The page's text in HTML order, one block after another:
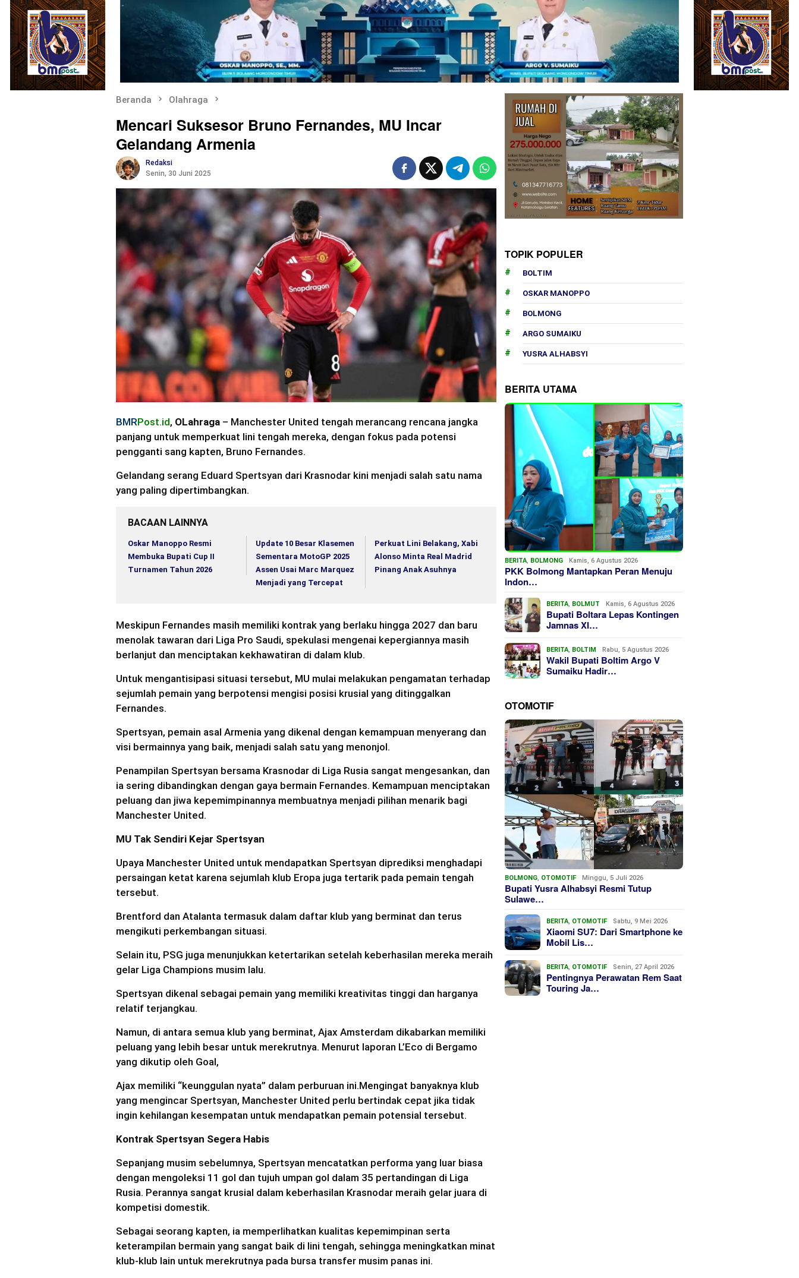
Beranda Olahraga
Mencari Suksesor Bruno Fernandes, MU Incar
Gelandang Armenia
Redaksi
Senin, 30 Juni 2025
BMRPost.id, OLahraga – Manchester United tengah merancang rencana jangka
panjang untuk memperkuat lini tengah mereka, dengan fokus pada potensi
pengganti sang kapten, Bruno Fernandes.
Gelandang serang Eduard Spertsyan dari Krasnodar kini menjadi salah satu nama
yang paling dipertimbangkan.
BACAAN LAINNYA
Oskar Manoppo Resmi
Membuka Bupati Cup II
Turnamen Tahun 2026
Update 10 Besar Klasemen
Sementara MotoGP 2025
Assen Usai Marc Marquez
Menjadi yang Tercepat
Perkuat Lini Belakang, Xabi
Alonso Minta Real Madrid
Pinang Anak Asuhnya
Meskipun Fernandes masih memiliki kontrak yang berlaku hingga 2027 dan baru
menolak tawaran dari Liga Pro Saudi, spekulasi mengenai kepergiannya masih
berlanjut dan menciptakan kekhawatiran di dalam klub.
Untuk mengantisipasi situasi tersebut, MU mulai melakukan pengamatan terhadap
sejumlah pemain yang berpotensi mengisi posisi krusial yang ditinggalkan
Fernandes.
Spertsyan, pemain asal Armenia yang dikenal dengan kemampuan menyerang dan
visi bermainnya yang baik, menjadi salah satu yang menonjol.
Penampilan Spertsyan bersama Krasnodar di Liga Rusia sangat mengesankan, dan
ia sering dibandingkan dengan gaya bermain Fernandes. Kemampuan menciptakan
peluang dan jiwa kepemimpinannya membuatnya menjadi pilihan menarik bagi
Manchester United.
MU Tak Sendiri Kejar Spertsyan
Upaya Manchester United untuk mendapatkan Spertsyan diprediksi menghadapi
persaingan ketat karena sejumlah klub Eropa juga tertarik pada pemain tengah
tersebut.
Brentford dan Atalanta termasuk dalam daftar klub yang berminat dan terus
mengikuti perkembangan situasi.
Selain itu, PSG juga menunjukkan ketertarikan setelah keberhasilan mereka meraih
gelar Liga Champions musim lalu.
Spertsyan dikenal sebagai pemain yang memiliki kreativitas tinggi dan harganya
relatif terjangkau.
Namun, di antara semua klub yang berminat, Ajax Amsterdam dikabarkan memiliki
peluang yang lebih besar untuk merekrutnya. Menurut laporan L’Eco di Bergamo
yang dikutip oleh Goal,
Ajax memiliki “keunggulan nyata” dalam perburuan ini.Mengingat banyaknya klub
yang mengincar Spertsyan, Manchester United perlu bertindak cepat jika tidak
ingin kehilangan kesempatan untuk mendapatkan pemain potensial tersebut.
Kontrak Spertsyan Segera Habis
Sepanjang musim sebelumnya, Spertsyan mencatatkan performa yang luar biasa
dengan mengoleksi 11 gol dan tujuh umpan gol dalam 35 pertandingan di Liga
Rusia. Perannya sangat krusial dalam keberhasilan Krasnodar meraih gelar juara di
kompetisi domestik.
Sebagai seorang kapten, ia memperlihatkan kualitas kepemimpinan serta
keterampilan bermain yang sangat baik di lini tengah, sehingga meningkatkan minat
klub-klub lain untuk merekrutnya pada bursa transfer musim panas ini.
TOPIK POPULER
BOLTIM
OSKAR MANOPPO
BOLMONG
ARGO SUMAIKU
YUSRA ALHABSYI
BERITA UTAMA
BERITA, BOLMONG Kamis, 6 Agustus 2026
PKK Bolmong Mantapkan Peran Menuju
Indon…
BERITA, BOLMUT Kamis, 6 Agustus 2026
Bupati Boltara Lepas Kontingen
Jamnas XI…
BERITA, BOLTIM Rabu, 5 Agustus 2026
Wakil Bupati Boltim Argo V
Sumaiku Hadir…
OTOMOTIF
BOLMONG, OTOMOTIF Minggu, 5 Juli 2026
Bupati Yusra Alhabsyi Resmi Tutup
Sulawe…
BERITA, OTOMOTIF Sabtu, 9 Mei 2026
Xiaomi SU7: Dari Smartphone ke
Mobil Lis…
BERITA, OTOMOTIF Senin, 27 April 2026
Pentingnya Perawatan Rem Saat
Touring Ja…